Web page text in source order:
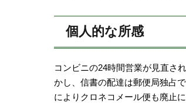
個人的な所感
コンビニの24時間営業が見直さ
かし、信書の配達は郵便局独占
によりクロネコメール便も廃止に